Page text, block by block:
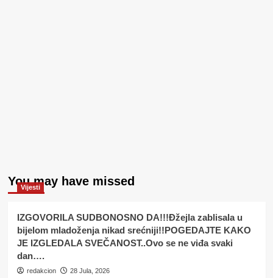
You may have missed
Vijesti
IZGOVORILA SUDBONOSNO DA!!!Đžejla zablisala u
bijelom mladoženja nikad srećniji!!POGEDAJTE KAKO
JE IZGLEDALA SVEČANOST..Ovo se ne viđa svaki
dan….
redakcion 28 Jula, 2026